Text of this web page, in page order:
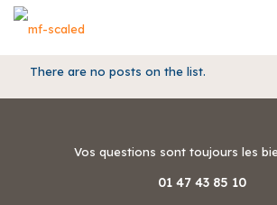
There are no posts on the list.
Vos questions sont toujours les
01 47 43 85 10